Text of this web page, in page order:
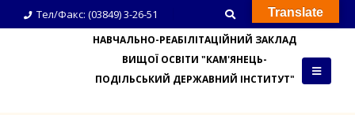
Тел/Факс: (03849) 3-26-51
НАВЧАЛЬНО-РЕАБІЛІТАЦІЙНИЙ ЗАКЛАД
ВИЩОЇ ОСВІТИ "КАМ'ЯНЕЦЬ-
ПОДІЛЬСЬКИЙ ДЕРЖАВНИЙ ІНСТИТУТ"
Translate